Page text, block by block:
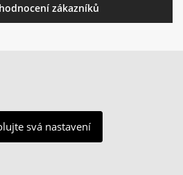
zákazníků
svá nastavení